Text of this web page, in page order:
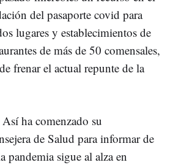
del pasaporte covid para
lugares y establecimientos de
de más de 50 comensales,
frenar el actual repunte de la
ha comenzado su
de Salud para informar de
pandemia sigue al alza en